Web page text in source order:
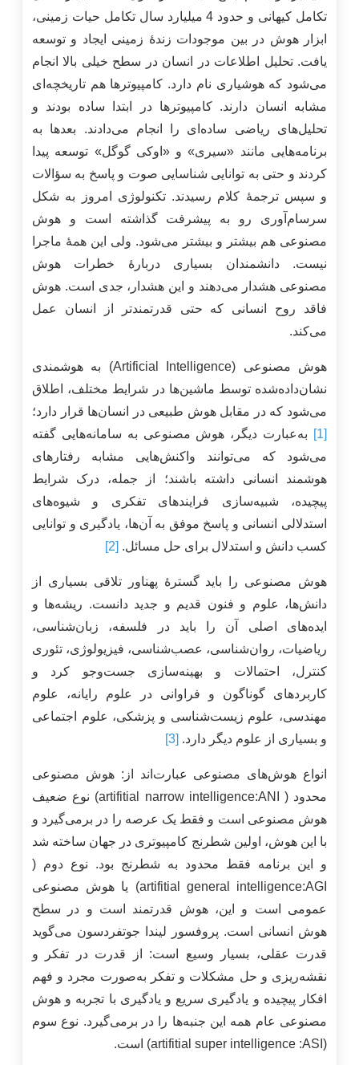
تکامل کیهانی و حدود 4 میلیارد سال تکامل حیات زمینی،
ابزار هوش در بین موجودات زندۀ زمینی ایجاد و توسعه
یافت. تحلیل اطلاعات در انسان در سطح خیلی بالا انجام
می‌شود که هوشیاری نام دارد. کامپیوتر‌ها هم تاریخچه‌ای
مشابه انسان دارند. کامپیوترها در ابتدا ساده بودند و
تحلیل‌های ریاضی ساده‌ای را انجام می‌دادند. بعدها به
برنامه‌هایی مانند «سیری» و «اوکی گوگل» توسعه پیدا
کردند و حتی به توانایی شناسایی صوت و پاسخ به سؤالات
و سپس ترجمۀ کلام رسیدند. تکنولوژی امروز به شکل
سرسام‌آوری رو به پیشرفت گذاشته است و هوش
مصنوعی هم بیشتر و بیشتر می‌شود. ولی این همۀ ماجرا
نیست. دانشمندان بسیاری دربارۀ خطرات هوش
مصنوعی هشدار می‌دهند و این هشدار، جدی است. هوش
فاقد روح انسانی که حتی قدرتمندتر از انسان عمل
می‌کند.
هوش مصنوعی (Artificial Intelligence) به هوشمندی
نشان‌داده‌شده توسط ماشین‌ها در شرایط مختلف، اطلاق
می‌شود که در مقابل هوش طبیعی در انسان‌ها قرار دارد؛
[1]
به‌عبارت دیگر، هوش مصنوعی به سامانه‌هایی گفته
می‌شود که می‌توانند واکنش‌هایی مشابه رفتارهای
هوشمند انسانی داشته باشند؛ از جمله، درک شرایط
پیچیده، شبیه‌سازی فرایندهای تفکری و شیوه‌های
استدلالی انسانی و پاسخ موفق به آن‌ها، یادگیری و توانایی
کسب دانش و استدلال برای حل مسائل. [2]
هوش مصنوعی را باید گسترۀ پهناور تلاقی بسیاری از
دانش‌ها، علوم و فنون قدیم و جدید دانست. ریشه‌ها و
ایده‌های اصلی آن را باید در فلسفه، زبان‌شناسی،
ریاضیات، روان‌شناسی، عصب‌شناسی، فیزیولوژی، تئوری
کنترل، احتمالات و بهینه‌سازی جست‌وجو کرد و
کاربردهای گوناگون و فراوانی در علوم رایانه، علوم
مهندسی، علوم زیست‌شناسی و پزشکی، علوم اجتماعی
و بسیاری از علوم دیگر دارد. [3]
انواع هوش‌های مصنوعی عبارت‌اند از: هوش مصنوعی
محدود ( artifitial narrow intelligence:ANI) نوع ضعیف
هوش مصنوعی است و فقط یک عرصه را در برمی‌گیرد و
با این هوش، اولین شطرنج کامپیوتری در جهان ساخته شد
و این برنامه فقط محدود به شطرنج بود. نوع دوم (
artifitial general intelligence:AGI) يا هوش مصنوعی
عمومی است و این، هوش قدرتمند است و در سطح
هوش انسانی است. پروفسور لیندا جوتفردسون می‌گوید
قدرت عقلی، بسیار وسیع است: از قدرت در تفکر و
نقشه‌ریزی و حل مشکلات و تفکر به‌صورت مجرد و فهم
افکار پیچیده و یادگیری سریع و یادگیری با تجربه و هوش
مصنوعی عام همه این جنبه‌ها را در برمی‌گیرد. نوع سوم
(artifitial super intelligence :ASI) است.